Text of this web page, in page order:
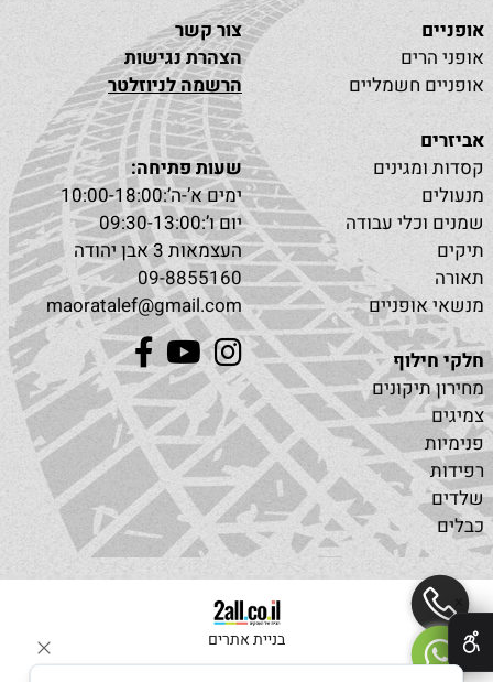
אופניים
אופני הרים
אופניים חשמליים
אביזרים
קסדות ומגינים
מנעולים
שמנים וכלי עבודה
תיקים
תאורה
מנשאי אופניים
חלקי חילוף
מחירון תיקונים
צמיגים
פנימיות
רפידות
שלדים
כבלים
צור קשר
הצהרת נגישות
הרשמה לניוזלטר
שעות פתיחה:
ימים א’-ה’:10:00-18:00
יום ו’:09:30-13:00
העצמאות 3 אבן יהודה
09-8855160
maoratalef@gmail.com
בניית אתרים